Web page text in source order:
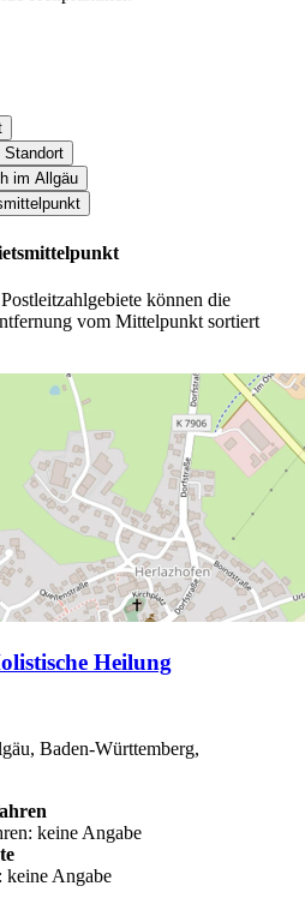
Standort
im Allgäu
können die
vom Mittelpunkt sortiert
Heilung
Baden-Württemberg,
keine Angabe
keine Angabe